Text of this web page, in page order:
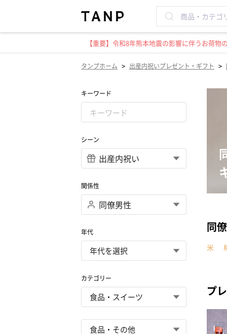
【重要】令和8年熊本地震の影響に伴うお荷
タンプホーム > 出産内祝いプレゼント・ギフト >
キーワード
シーン
関係性
年代
カテゴリー
同
米
プ